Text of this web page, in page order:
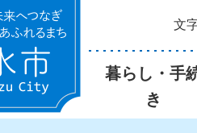
文
暮らし・手
き